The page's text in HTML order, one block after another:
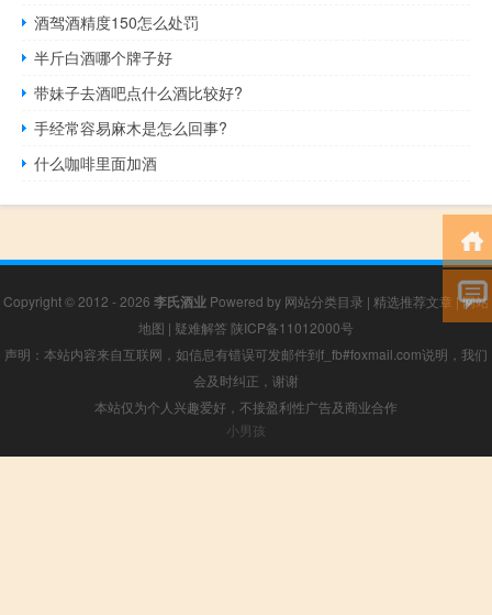
酒驾酒精度150怎么处罚
半斤白酒哪个牌子好
带妹子去酒吧点什么酒比较好?
手经常容易麻木是怎么回事?
什么咖啡里面加酒
Copyright © 2012 - 2026 李氏酒业 Powered by 网站分类目录 | 精选推荐文章 |网站
地图 | 疑难解答 陕ICP备11012000号
声明：本站内容来自互联网，如信息有错误可发邮件到f_fb#foxmail.com说明，我们
会及时纠正，谢谢
本站仅为个人兴趣爱好，不接盈利性广告及商业合作
小男孩